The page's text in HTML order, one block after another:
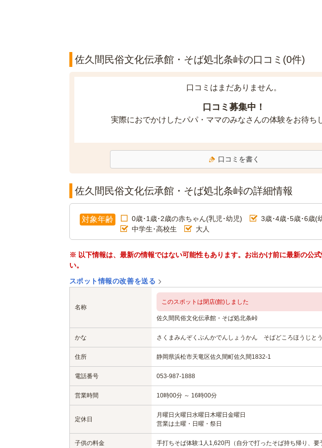
佐久間民俗文化伝承館・そば処北条峠の口コミ(0件)
口コミはまだありません。
口コミ募集中！
実際におでかけしたパパ・ママのみなさんの体験をお待ち
口コミを書く
佐久間民俗文化伝承館・そば処北条峠の詳細情報
対象年齢 0歳･1歳･2歳の赤ちゃん(乳児･幼児) 3歳･4歳･5歳･6歳(
中学生･高校生
大人
※ 以下情報は、最新の情報ではない可能性もあります。お出かけ前に最新の公
い。
スポット情報の改善を送る
名称
このスポットは閉店(館)しました
佐久間民俗文化伝承館・そば処北条峠
かな さくまみんぞくぶんかでんしょうかん そばどころほうじと
住所 静岡県浜松市天竜区佐久間町佐久間1832-1
電話番号 053-987-1888
営業時間 10時00分 ～ 16時00分
定休日
月曜日 火曜日 水曜日 木曜日 金曜日
営業は土曜・日曜・祭日
子供の料金 手打ちそば体験:1人1,620円（自分で打ったそば持ち帰り、要